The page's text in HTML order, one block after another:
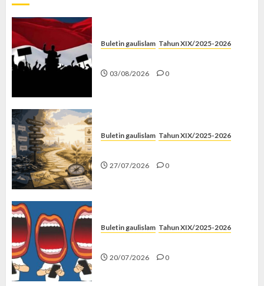
Buletin gaulislam Tahun XIX/2025-2026
03/08/2026 0
Buletin gaulislam Tahun XIX/2025-2026
27/07/2026 0
Buletin gaulislam Tahun XIX/2025-2026
20/07/2026 0